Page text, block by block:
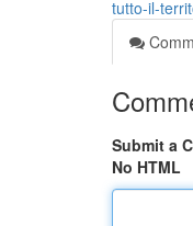
tutto-il-
Submit a
No HTML